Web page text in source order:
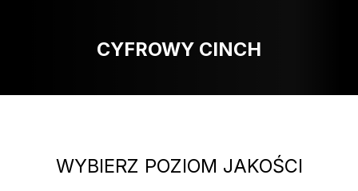
CYFROWY CINCH
WYBIERZ POZIOM JAKOŚCI